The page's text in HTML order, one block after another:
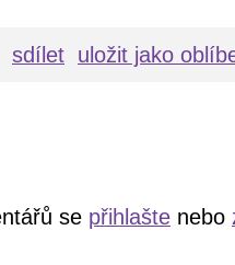
sdílet uložit jako
se přihlašte nebo